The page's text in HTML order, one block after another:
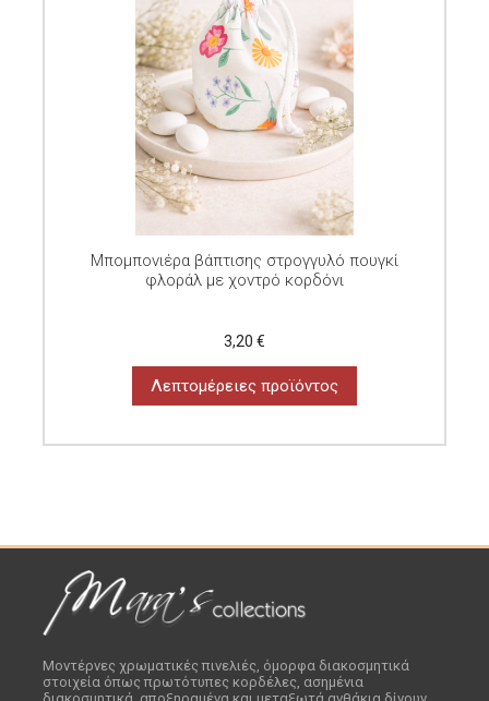
Μπομπονιέρα βάπτισης στρογγυλό πουγκί
φλοράλ με χοντρό κορδόνι
3,20 €
Λεπτομέρειες προϊόντος
Μοντέρνες χρωματικές πινελιές, όμορφα διακοσμητικά
στοιχεία όπως πρωτότυπες κορδέλες, ασημένια